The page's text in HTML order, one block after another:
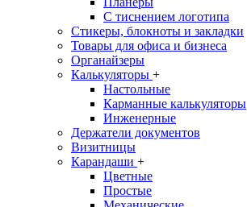
С тиснением логотипа
Стикеры, блокноты и закладки
Товары для офиса и бизнеса
Органайзеры
Калькуляторы +
Настольные
Карманные калькуляторы
Инженерные
Держатели документов
Визитницы
Карандаши +
Цветные
Простые